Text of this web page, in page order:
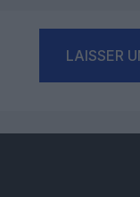
LAISSER